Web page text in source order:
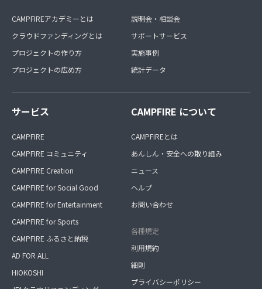
CAMPFIREアカデミーとは
クラウドファンディングとは
プロジェクトの作り方
プロジェクトの広め方
説明会・相談会
サポートサービス
実施事例
統計データ
サービス
CAMPFIRE
CAMPFIRE コミュニティ
CAMPFIRE Creation
CAMPFIRE for Social Good
CAMPFIRE for Entertainment
CAMPFIRE for Sports
CAMPFIRE ふるさと納税
AD FOR ALL
HIOKOSHI
CAMPFIRE について
CAMPFIREとは
あんしん・安全への取り組み
ニュース
ヘルプ
お問い合わせ
各種規定
利用規約
細則
プライバシーポリシー